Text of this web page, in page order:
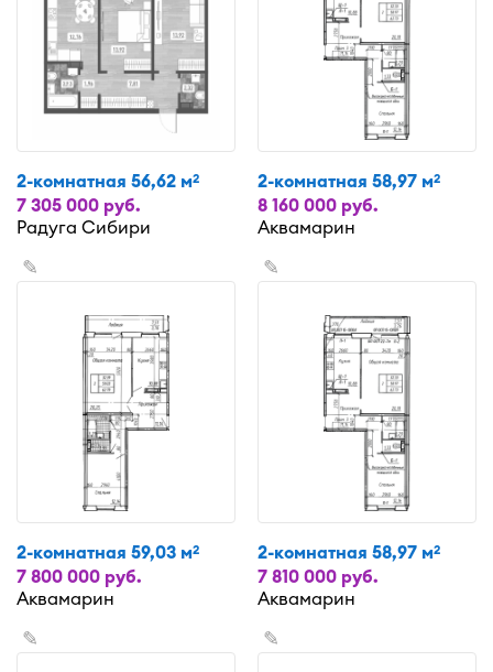
2-комнатная 56,62 м2
7 305 000 руб.
Радуга Сибири
2-комнатная 58,97 м2
8 160 000 руб.
Аквамарин
✎
2-комнатная 59,03 м2
7 800 000 руб.
Аквамарин
✎
2-комнатная 58,97 м2
7 810 000 руб.
Аквамарин
✎ ✎